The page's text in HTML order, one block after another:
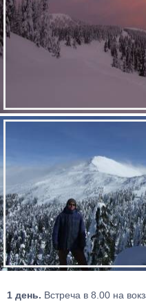
1 день. Встреча в 8.00 на